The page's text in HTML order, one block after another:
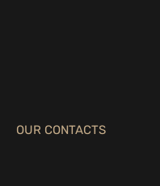
OUR CONTACTS